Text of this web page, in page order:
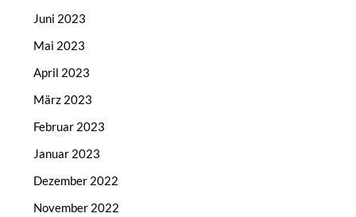
Juni 2023
Mai 2023
April 2023
März 2023
Februar 2023
Januar 2023
Dezember 2022
November 2022